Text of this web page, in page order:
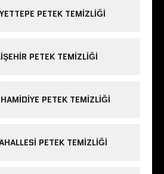
PETEK TEMIZLIĞI
PETEK TEMIZLIĞI
PETEK TEMIZLIĞI
PETEK TEMIZLIĞI